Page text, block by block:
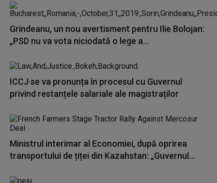
Grindeanu, un nou avertisment pentru Ilie Bolojan:
„PSD nu va vota niciodată o lege a...
ICCJ se va pronunța în procesul cu Guvernul
privind restanțele salariale ale magistraților
Ministrul interimar al Economiei, după oprirea
transportului de țiței din Kazahstan: „Guvernul...